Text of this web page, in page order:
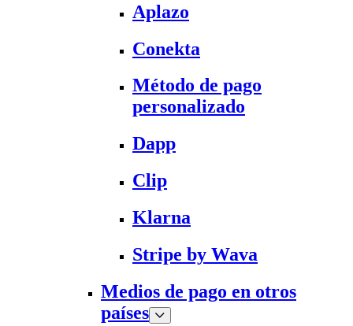
Aplazo
Conekta
Método de pago
personalizado
Dapp
Clip
Klarna
Stripe by Wava
Medios de pago en otros
países